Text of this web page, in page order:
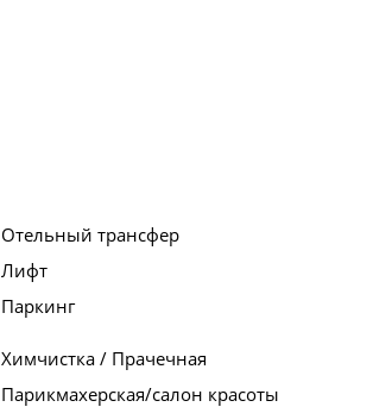
Отельный трансфер
Лифт
Паркинг
Химчистка / Прачечная
Парикмахерская/салон красоты